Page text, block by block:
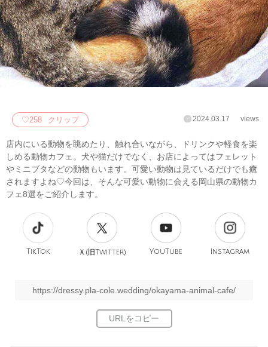
♡258 クリップ 2024.03.17 views
店内にいる動物を眺めたり、触れ合いながら、ドリンクや軽食を楽
しめる動物カフェ。犬や猫だけでなく、お店によってはフェレット
やミニブタなどの動物もいます。可愛い動物は見ているだけでも癒
されますよね♡今回は、そんな可愛い動物に会える岡山県の動物カ
フェ8選をご紹介します。
TikTok Ｘ(旧Twitter) YouTube Instagram
https://dressy.pla-cole.wedding/okayama-animal-cafe/